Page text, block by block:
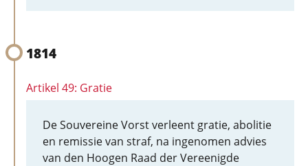
1814
Artikel 49: Gratie
De Souvereine Vorst verleent gratie, abolitie
en remissie van straf, na ingenomen advies
van den Hoogen Raad der Vereenigde